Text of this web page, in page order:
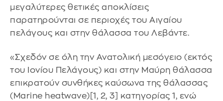
μεγαλύτερες θετικές αποκλίσεις
παρατηρούνται σε περιοχές του Αιγαίου
πελάγους και στην θάλασσα του Λεβάντε.
«Σχεδόν σε όλη την Ανατολική μεσόγειο (εκτός
του Ιονίου Πελάγους) και στην Μαύρη θάλασσα
επικρατούν συνθήκες καύσωνα της θάλασσας
(Marine heatwave)[1, 2, 3] κατηγορίας 1, ενώ